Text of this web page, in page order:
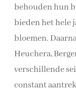
behouden hun
bieden het hele
bloemen.
Heuchera,
verschillende
constant